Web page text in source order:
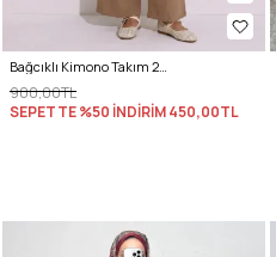
Bağcıklı Kimono Takım 26610 - BİSKÜVİ
900,00TL
SEPETTE %50 İNDİRİM450,00TL